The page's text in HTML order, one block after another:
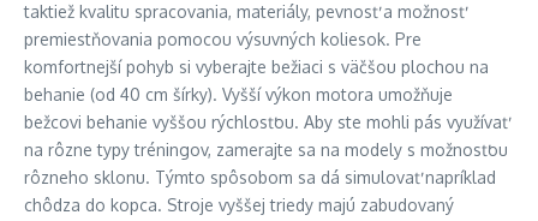
taktiež kvalitu spracovania, materiály, pevnosť a možnosť
premiestňovania pomocou výsuvných koliesok. Pre
komfortnejší pohyb si vyberajte bežiaci s väčšou plochou na
behanie (od 40 cm šírky). Vyšší výkon motora umožňuje
bežcovi behanie vyššou rýchlosťou. Aby ste mohli pás využívať
na rôzne typy tréningov, zamerajte sa na modely s možnosťou
rôzneho sklonu. Týmto spôsobom sa dá simulovať napríklad
chôdza do kopca. Stroje vyššej triedy majú zabudovaný